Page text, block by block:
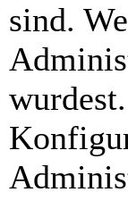
sind.